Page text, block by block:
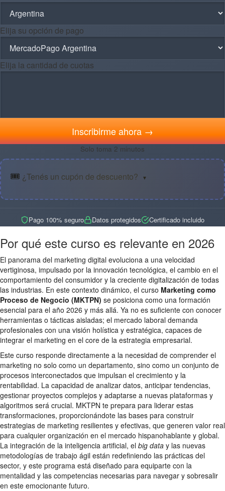
Elija su opción de pago
Elija la cantidad de cuotas
Inscribirme ahora →
Solo toma 2 minutos
🎟️ ¿Tenés un cupón de descuento? ▼
Pago 100% seguro Datos protegidos Certificado incluido
Por qué este curso es relevante en 2026
El panorama del marketing digital evoluciona a una velocidad
vertiginosa, impulsado por la innovación tecnológica, el cambio en el
comportamiento del consumidor y la creciente digitalización de todas
las industrias. En este contexto dinámico, el curso Marketing como
Proceso de Negocio (MKTPN) se posiciona como una formación
esencial para el año 2026 y más allá. Ya no es suficiente con conocer
herramientas o tácticas aisladas; el mercado laboral demanda
profesionales con una visión holística y estratégica, capaces de
integrar el marketing en el core de la estrategia empresarial.
Este curso responde directamente a la necesidad de comprender el
marketing no solo como un departamento, sino como un conjunto de
procesos interconectados que impulsan el crecimiento y la
rentabilidad. La capacidad de analizar datos, anticipar tendencias,
gestionar proyectos complejos y adaptarse a nuevas plataformas y
algoritmos será crucial. MKTPN te prepara para liderar estas
transformaciones, proporcionándote las bases para construir
estrategias de marketing resilientes y efectivas, que generen valor real
para cualquier organización en el mercado hispanohablante y global.
La integración de la inteligencia artificial, el big data y las nuevas
metodologías de trabajo ágil están redefiniendo las prácticas del
sector, y este programa está diseñado para equiparte con la
mentalidad y las competencias necesarias para navegar y sobresalir
en este emocionante futuro.